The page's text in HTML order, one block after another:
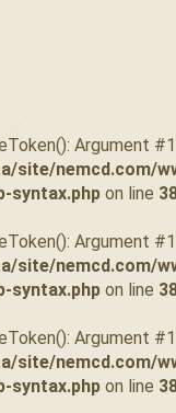
Argument
site/nemcd.com/
syntax.phpon line
Argument
site/nemcd.com/
syntax.phpon line
Argument
site/nemcd.com/
syntax.phpon line